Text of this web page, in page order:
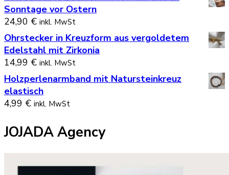
Sonntage vor Ostern
24,90 € inkl. MwSt
Ohrstecker in Kreuzform aus vergoldetem
Edelstahl mit Zirkonia
14,99 € inkl. MwSt
Holzperlenarmband mit Natursteinkreuz
elastisch
4,99 € inkl. MwSt
JOJADA Agency